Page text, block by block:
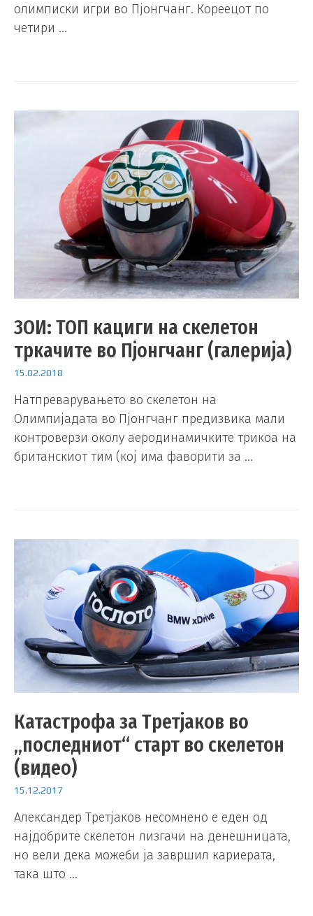
олимписки игри во Пјонгчанг. Кореецот по
четири …
ЗОИ: ТОП кациги на скелетон
тркачите во Пјонгчанг (галерија)
15.02.2018
Натпреварувањето во скелетон на
Олимпијадата во Пјонгчанг предизвика мали
контроверзи околу аеродинамичките трикоа на
британскиот тим (кој има фаворити за …
Катастрофа за Третјаков во
„последниот“ старт во скелетон
(видео)
15.12.2017
Александер Третјаков несомнено е еден од
најдобрите скелетон лизгачи на денешницата,
но вели дека можеби ја завршил кариерата,
така што …